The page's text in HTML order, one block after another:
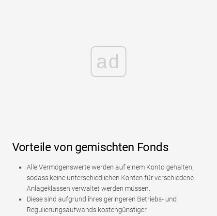
ad
Vorteile von gemischten Fonds
Alle Vermögenswerte werden auf einem Konto gehalten,
sodass keine unterschiedlichen Konten für verschiedene
Anlageklassen verwaltet werden müssen.
Diese sind aufgrund ihres geringeren Betriebs- und
Regulierungsaufwands kostengünstiger.